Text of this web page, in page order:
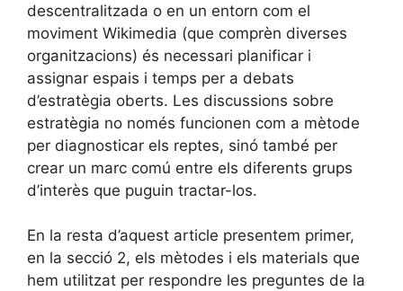
descentralitzada o en un entorn com el
moviment Wikimedia (que comprèn diverses
organitzacions) és necessari planificar i
assignar espais i temps per a debats
d’estratègia oberts. Les discussions sobre
estratègia no només funcionen com a mètode
per diagnosticar els reptes, sinó també per
crear un marc comú entre els diferents grups
d’interès que puguin tractar-los.
En la resta d’aquest article presentem primer,
en la secció 2, els mètodes i els materials que
hem utilitzat per respondre les preguntes de la